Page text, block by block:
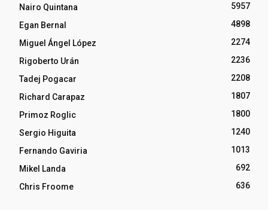
Nairo Quintana
5957
Egan Bernal
4898
Miguel Ángel López
2274
Rigoberto Urán
2236
Tadej Pogacar
2208
Richard Carapaz
1807
Primoz Roglic
1800
Sergio Higuita
1240
Fernando Gaviria
1013
Mikel Landa
692
Chris Froome
636